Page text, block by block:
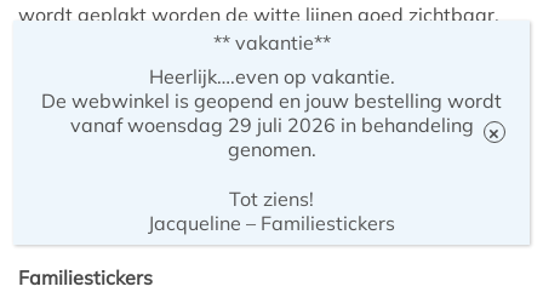
wordt geplakt worden de witte lijnen goed zichtbaar.
deze promotiefilm
Afmeting
Deze sticker is verkrijgbaar is 11 cm hoog.
Alle stickers van Familiestickers zijn met elkaar te
combineren. Let wel bij het samenstellen op de
hoogte van de verschillende stickers.
Familiestickers
** vakantie**
Heerlijk….even op vakantie.
De webwinkel is geopend en jouw bestelling wordt
vanaf woensdag 29 juli 2026 in behandeling
genomen.
Tot ziens!
Jacqueline – Familiestickers
×